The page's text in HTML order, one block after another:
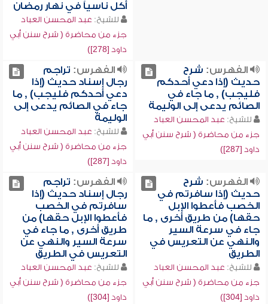
أكل ناسياً في نهار رمضان
للشيخ: عبد المحسن العباد
جزء من محاضرة ( شرح سنن أبي
داود [278])
الفهرس: شرح
حديث (إذا دعي أحدكم
فليجب) , ما جاء في
الصائم يدعى إلى الوليمة
للشيخ: عبد المحسن العباد
جزء من محاضرة ( شرح سنن أبي
داود [287])
الفهرس: تراجم
رجال إسناد حديث (إذا
دعي أحدكم فليجب) , ما
جاء في الصائم يدعى إلى
الوليمة
للشيخ: عبد المحسن العباد
جزء من محاضرة ( شرح سنن أبي
داود [287])
الفهرس: شرح
حديث (إذا سافرتم في
الخصب فأعطوا الإبل
حقها) من طريق أخرى , ما
جاء في سرعة السير
والنهي عن التعريس في
الطريق
للشيخ: عبد المحسن العباد
جزء من محاضرة ( شرح سنن أبي
داود [304])
الفهرس: تراجم
رجال إسناد حديث (إذا
سافرتم في الخصب
فأعطوا الإبل حقها) من
طريق أخرى , ما جاء في
سرعة السير والنهي عن
التعريس في الطريق
للشيخ: عبد المحسن العباد
جزء من محاضرة ( شرح سنن أبي
داود [304])